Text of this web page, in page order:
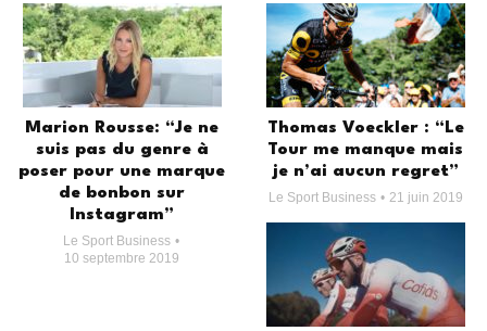
Marion Rousse: “Je ne
suis pas du genre à
poser pour une marque
de bonbon sur
Instagram”
Le Sport Business
10 septembre 2019
Thomas Voeckler : “Le
Tour me manque mais
je n’ai aucun regret”
Le Sport Business 21 juin 2019